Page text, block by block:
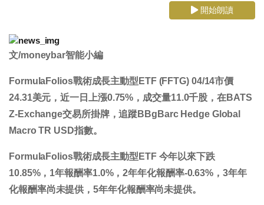
開始朗讀
文/moneybar智能小編
FormulaFolios戰術成長主動型ETF (FFTG) 04/14市價
24.31美元，近一日 上漲0.75% ，成交量11.0千股，在BATS
Z-Exchange交易所掛牌，追蹤BBgBarc Hedge Global
Macro TR USD指數。
FormulaFolios戰術成長主動型ETF 今年以來下跌
10.85%，1年報酬率1.0%，2年年化報酬率-0.63% ，3年年
化報酬率尚未提供 ，5年年化報酬率尚未提供。